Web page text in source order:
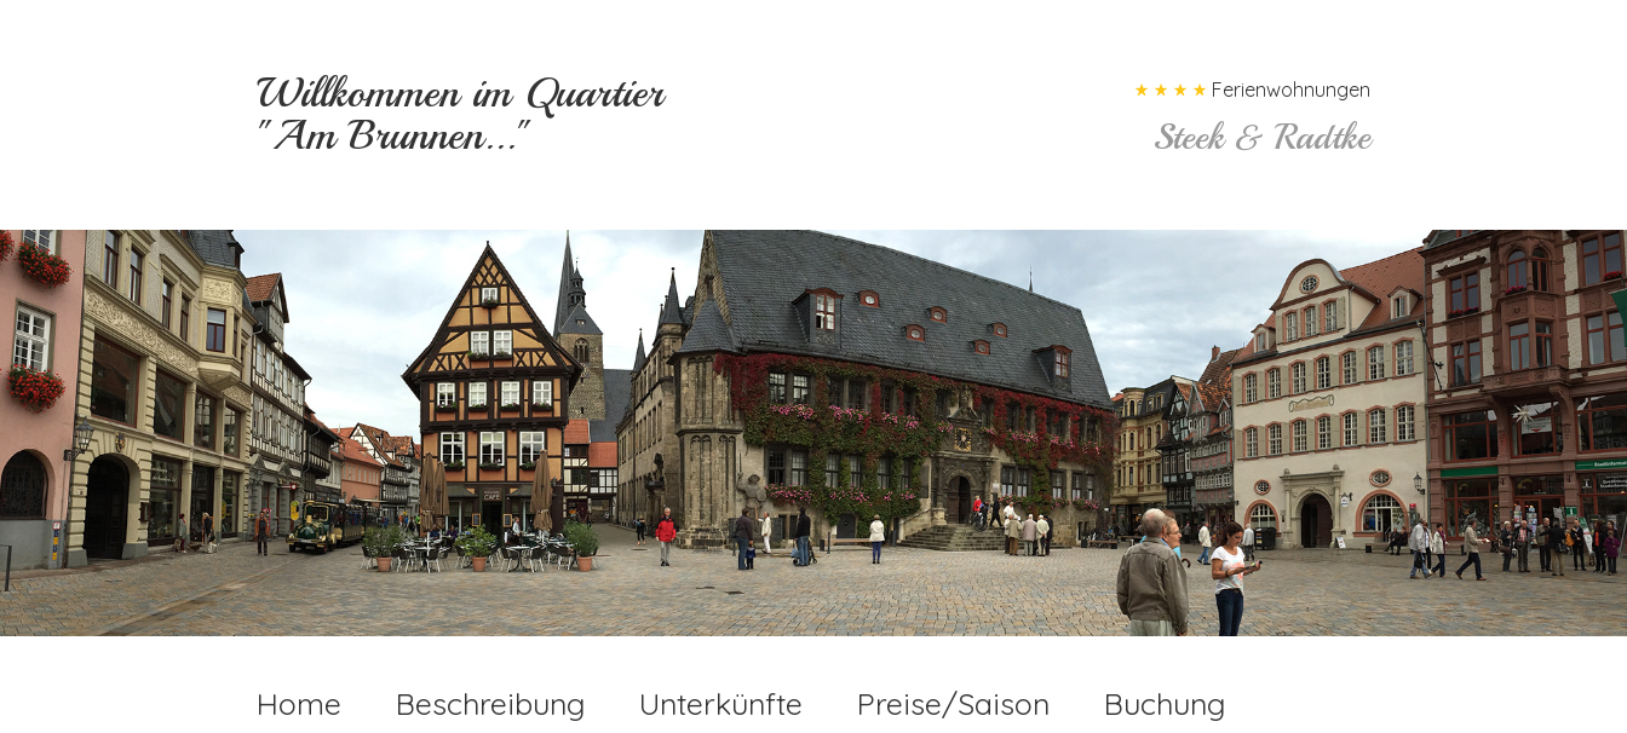
Willkommen im Quartier
"Am Brunnen..." Steek & Radtke
Ferienwohnungen
Home Beschreibung Unterkünfte Preise/Saison Buchung